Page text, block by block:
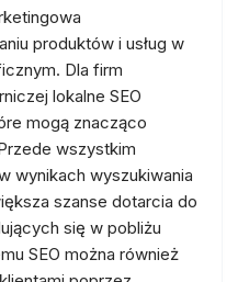
produktów i usług w
Dla firm
lokalne SEO
mogą znacząco
wszystkim
wynikach wyszukiwania
szanse dotarcia do
się w pobliżu
SEO można również